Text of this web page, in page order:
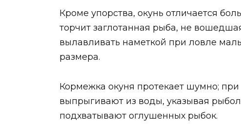
Кроме упорства, окунь отличается
торчит заглотанная рыба, не
вылавливать наметкой при ловле
размера.
Кормежка окуня протекает шумно;
выпрыгивают из воды, указывая
подхватывают оглушенных рыбок.